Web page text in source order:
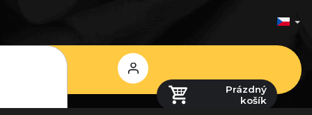
Přihlášení
Prázdný
košík